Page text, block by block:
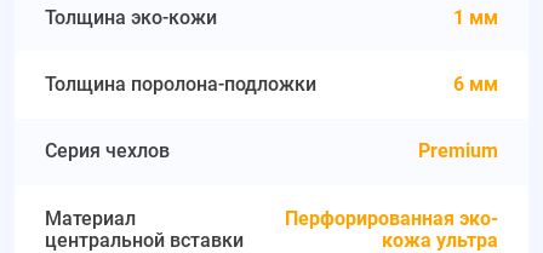
Толщина эко-кожи 1 мм
Толщина поролона-подложки 6 мм
Серия чехлов Premium
Материал
центральной вставки
Перфорированная эко-
кожа ультра